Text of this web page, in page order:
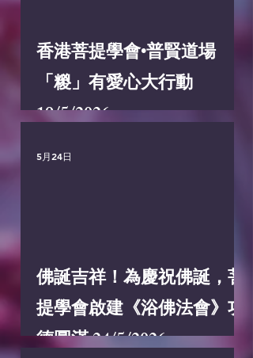
香港菩提學會•普賢道場
「糉」有愛心大行動
19/5/2026
佛誕吉祥！為慶祝佛誕，菩
提學會啟建《浴佛法會》功
德圓滿 24/5/2026
5月24日